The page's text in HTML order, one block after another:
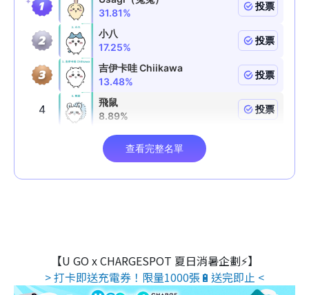
【U GO x CHARGESPOT 夏日消暑企劃⚡】
> 打卡即送充電券！限量1000張🔋送完即止 <